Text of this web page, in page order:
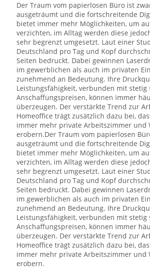
Der Traum vom papierlosen Büro ist
ausgeträumt und die fortschreitende
bietet immer mehr Möglichkeiten, um
verzichten, im Alltag werden diese
sehr begrenzt umgesetzt. Laut einer
Deutschland pro Tag und Kopf
Seiten bedruckt. Dabei gewinnen
im gewerblichen als auch im privaten
zunehmend an Bedeutung. Ihre
Leistungsfähigkeit, verbunden mit stetig
Anschaffungspreisen, können immer
überzeugen. Der verstärkte Trend zur
Homeoffice trägt zusätzlich dazu bei,
immer mehr private Arbeitszimmer und
erobern.Der Traum vom papierlosen
ausgeträumt und die fortschreitende
bietet immer mehr Möglichkeiten, um
verzichten, im Alltag werden diese
sehr begrenzt umgesetzt. Laut einer
Deutschland pro Tag und Kopf
Seiten bedruckt. Dabei gewinnen
im gewerblichen als auch im privaten
zunehmend an Bedeutung. Ihre
Leistungsfähigkeit, verbunden mit stetig
Anschaffungspreisen, können immer
überzeugen. Der verstärkte Trend zur
Homeoffice trägt zusätzlich dazu bei,
immer mehr private Arbeitszimmer und
erobern.